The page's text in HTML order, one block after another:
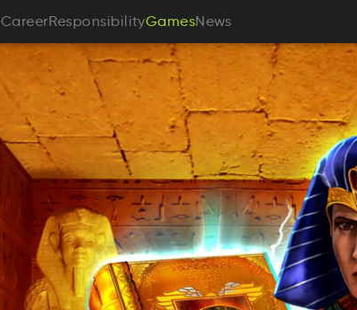
CareerResponsibilityGames
measG
Games
News